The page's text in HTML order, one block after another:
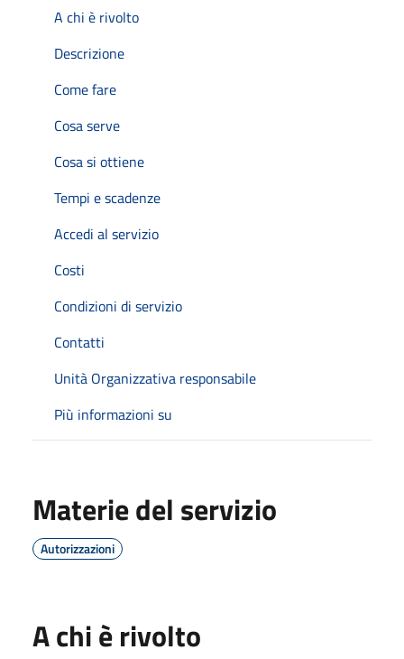
A chi è rivolto
Descrizione
Come fare
Cosa serve
Cosa si ottiene
Tempi e scadenze
Accedi al servizio
Costi
Condizioni di servizio
Contatti
Unità Organizzativa responsabile
Più informazioni su
Materie del servizio
Autorizzazioni
A chi è rivolto